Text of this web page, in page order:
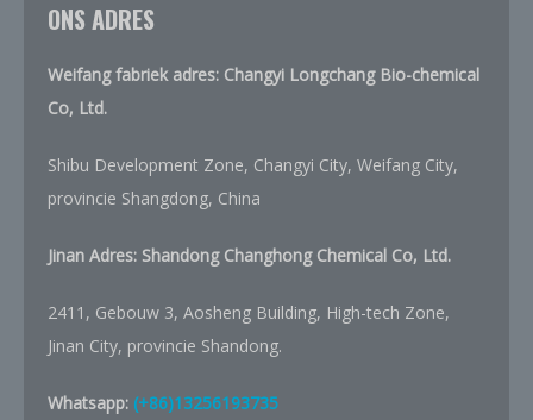
ONS ADRES
Weifang fabriek adres: Changyi Longchang Bio-chemical
Co, Ltd.
Shibu Development Zone, Changyi City, Weifang City,
provincie Shangdong, China
Jinan Adres: Shandong Changhong Chemical Co, Ltd.
2411, Gebouw 3, Aosheng Building, High-tech Zone,
Jinan City, provincie Shandong.
Whatsapp: (+86)13256193735